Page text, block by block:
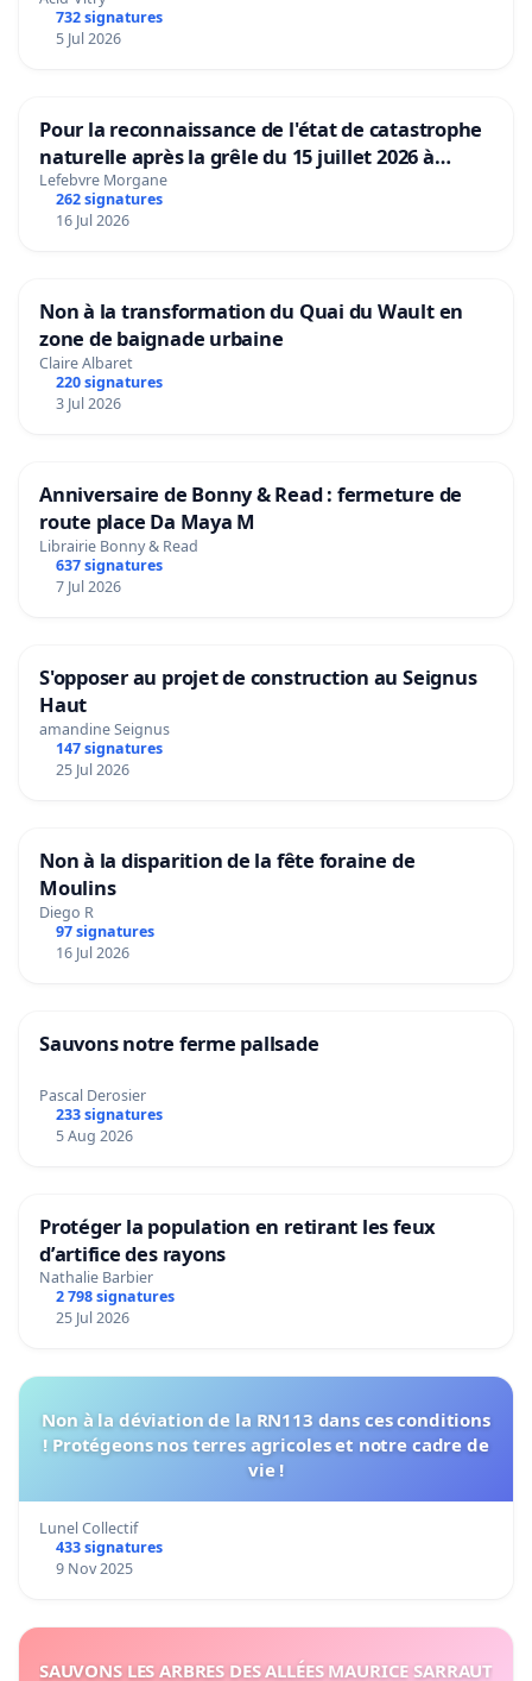
732 signatures
5 Jul 2026
Pour la reconnaissance de l'état de catastrophe
naturelle après la grêle du 15 juillet 2026 à
Aubenas et ses alentours
Lefebvre Morgane
262 signatures
16 Jul 2026
Non à la transformation du Quai du Wault en
zone de baignade urbaine
Claire Albaret
220 signatures
3 Jul 2026
Anniversaire de Bonny & Read : fermeture de
route place Da Maya M
Librairie Bonny & Read
637 signatures
7 Jul 2026
S'opposer au projet de construction au Seignus
Haut
amandine Seignus
147 signatures
25 Jul 2026
Non à la disparition de la fête foraine de
Moulins
Diego R
97 signatures
16 Jul 2026
Sauvons notre ferme pallsade
Pascal Derosier
233 signatures
5 Aug 2026
Protéger la population en retirant les feux
d’artifice des rayons
Nathalie Barbier
2 798 signatures
25 Jul 2026
Non à la déviation de la RN113 dans ces conditions
! Protégeons nos terres agricoles et notre cadre de
vie !
Lunel Collectif
433 signatures
9 Nov 2025
SAUVONS LES ARBRES DES ALLÉES MAURICE SARRAUT